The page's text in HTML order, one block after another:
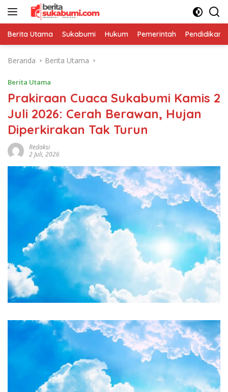
Langsung
Berita Utama Sukabumi Hukum Pemerintah Pendidikan
Beranda Berita Utama
Berita Utama
Prakiraan Cuaca Sukabumi Kamis 2
Juli 2026: Cerah Berawan, Hujan
Diperkirakan Tak Turun
Redaksi
2 Juli, 2026